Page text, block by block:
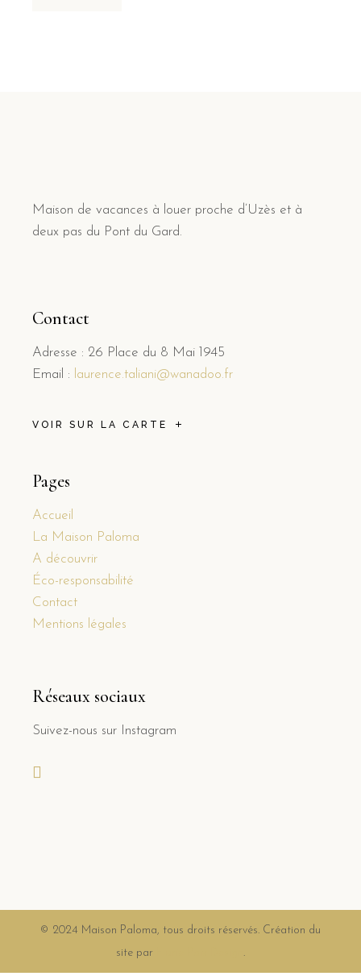
Maison de vacances à louer proche d’Uzès et à
deux pas du Pont du Gard.
Contact
Adresse : 26 Place du 8 Mai 1945
Email : laurence.taliani@wanadoo.fr
VOIR SUR LA CARTE
Pages
Accueil
La Maison Paloma
A découvrir
Éco-responsabilité
Contact
Mentions légales
Réseaux sociaux
Suivez-nous sur Instagram
© 2024 Maison Paloma, tous droits réservés. Création du
site par
.